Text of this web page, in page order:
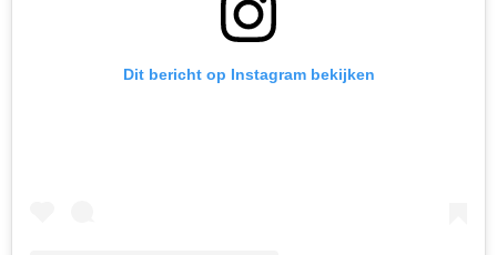
Dit bericht op Instagram bekijken